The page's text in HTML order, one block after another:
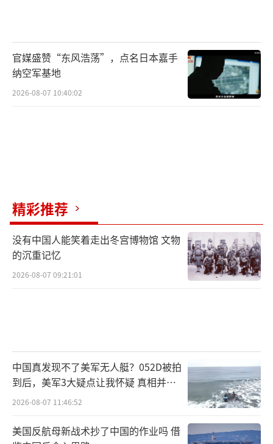
官媒盛赞“东风浩荡”，点名日本嘉手
纳空军基地
2026-08-07 10:40:02
精彩推荐
没有中国人能笑着走出冬宫博物馆 文物
的沉重记忆
2026-08-07 09:21:01
中国真发现不了美军无人艇？052D被拍
到后，美军3大疑点让我怀疑 真相并非
如此
2026-08-07 11:46:52
美国反航母新战术抄了中国的作业吗 借